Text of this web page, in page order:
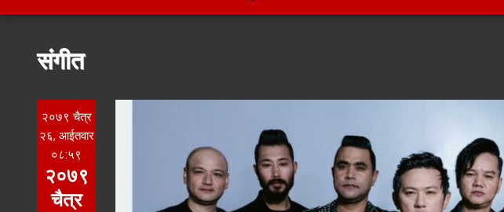
संगीत
२०७९ चैत्र
२६, आईतवार
०८:५९
२०७९
चैत्र